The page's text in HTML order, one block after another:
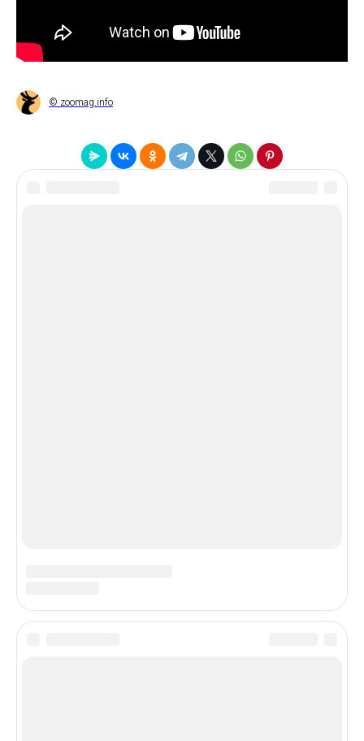
© zoomag.info